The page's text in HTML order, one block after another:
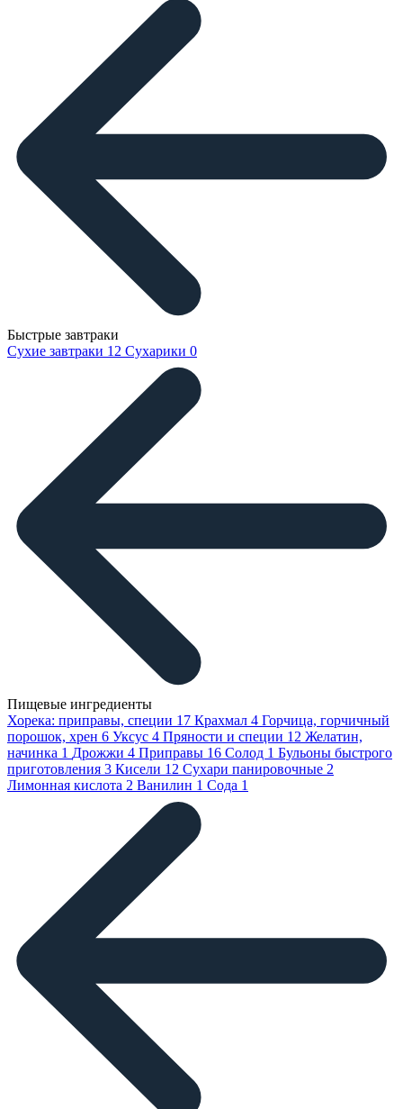
Быстрые завтраки
Сухие завтраки 12 Сухарики 0
Пищевые ингредиенты
Хорека: приправы, специи 17 Крахмал 4 Горчица, горчичный
порошок, хрен 6 Уксус 4 Пряности и специи 12 Желатин,
начинка 1 Дрожжи 4 Приправы 16 Солод 1 Бульоны быстрого
приготовления 3 Кисели 12 Сухари панировочные 2
Лимонная кислота 2 Ванилин 1 Сода 1